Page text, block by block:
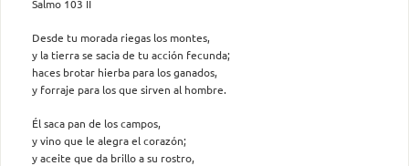
Salmo 103 II
Desde tu morada riegas los montes,
y la tierra se sacia de tu acción fecunda;
haces brotar hierba para los ganados,
y forraje para los que sirven al hombre.
Él saca pan de los campos,
y vino que le alegra el corazón;
y aceite que da brillo a su rostro,